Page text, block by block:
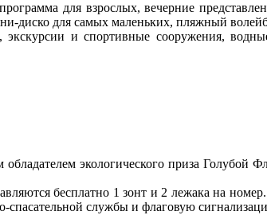
для взрослых, вечерние
диско для самых маленьких, пляжный
экскурсии и спортивные сооружения,
экологического приза Голубой
бесплатно 1 зонт и 2 лежака на
спасательной службы и флаговую